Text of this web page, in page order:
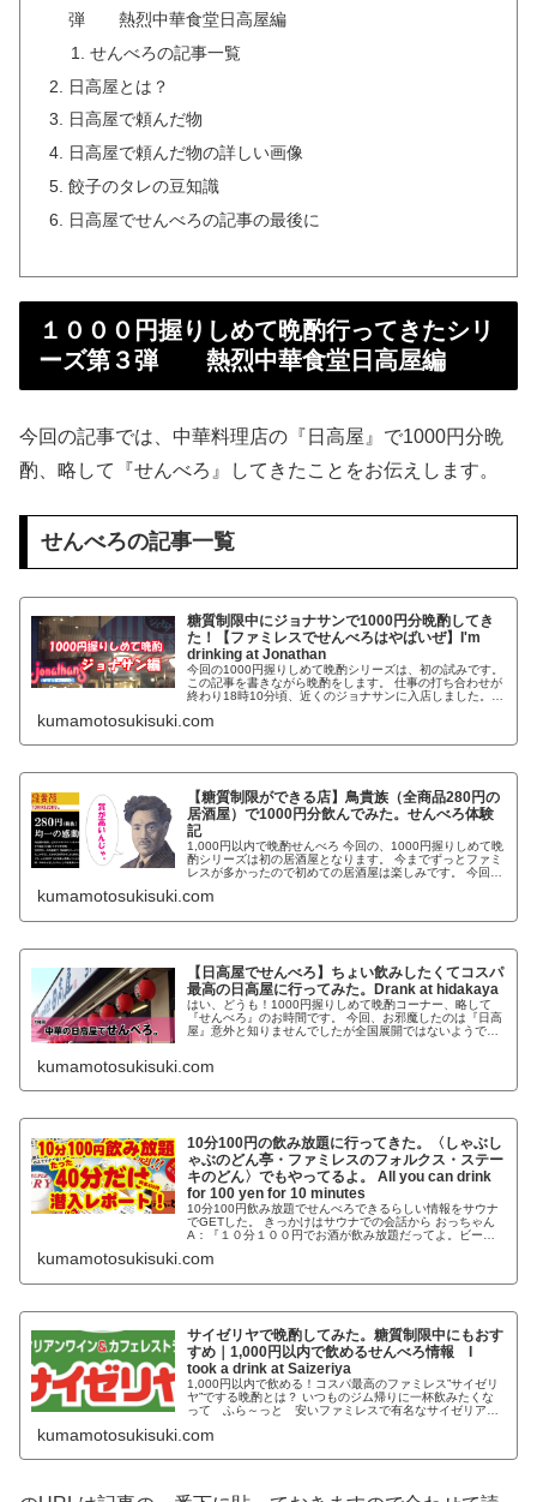
弾 熱烈中華食堂日高屋編
せんべろの記事一覧
日高屋とは？
日高屋で頼んだ物
日高屋で頼んだ物の詳しい画像
餃子のタレの豆知識
日高屋でせんべろの記事の最後に
１０００円握りしめて晩酌行ってきたシリ
ーズ第３弾 熱烈中華食堂日高屋編
今回の記事では、中華料理店の『日高屋』で1000円分晩
酌、略して『せんべろ』してきたことをお伝えします。
せんべろの記事一覧
糖質制限中にジョナサンで1000円分晩酌してき
た！【ファミレスでせんべろはやばいぜ】I'm
drinking at Jonathan
今回の1000円握りしめて晩酌シリーズは、初の試みです。
この記事を書きながら晩酌をします。 仕事の打ち合わせが
終わり18時10分頃、近くのジョナサンに入店しました。
ろんスマホからPCに画像を取り込みながら書いておりま
めに感じる料金設定。 過去にサイゼリヤの時や日高屋に比
kumamotosukisuki.com
【糖質制限ができる店】鳥貴族（全商品280円の
居酒屋）で1000円分飲んでみた。せんべろ体験
記
1,000円以内で晩酌せんべろ 今回の、1000円握りしめて晩
酌シリーズは初の居酒屋となります。 今までずっとファミ
レスが多かったので初めての居酒屋は楽しみです。 今回
情報で行くことになりました。 アツシさんのブログ［グリ
スブックで連絡を取り合い、一緒に行く流れとなりまし
kumamotosukisuki.com
【日高屋でせんべろ】ちょい飲みしたくてコスパ
最高の日高屋に行ってみた。Drank at hidakaya
はい、どうも！1000円握りしめて晩酌コーナー、略して
『せんべろ』のお時間です。 今回、お邪魔したのは『日高
屋』意外と知りませんでしたが全国展開ではないようです
す。関東ではよく見ますよ。 実は、この『せんべろ』で日
kumamotosukisuki.com
10分100円の飲み放題に行ってきた。〈しゃぶし
ゃぶのどん亭・ファミレスのフォルクス・ステー
キのどん〉でもやってるよ。 All you can drink
for 100 yen for 10 minutes
10分100円飲み放題でせんべろできるらしい情報をサウナ
でGETした。 きっかけはサウナでの会話から おっちゃん
A：『１０分１００円でお酒が飲み放題だってよ。ビール
に？ １０分で１００円なら１０分しかいなくてもいい
（笑）』 おっちゃんA：『でも１０分で１００円なら1時
たち：『いいね～ ガハハハ（笑）』 いつも通っているス
ポーツジムでおっちゃんたちがこのように話してるのを聞
きました。 僕は耳を疑いましたがニヤニヤしながらサウナ
から出てすぐにググりました。 そうしたらあるじゃない
か、本当だったんです↓
kumamotosukisuki.com
サイゼリヤで晩酌してみた。糖質制限中にもおす
すめ｜1,000円以内で飲めるせんべろ情報 I
took a drink at Saizeriya
1,000円以内で飲める！コスパ最高のファミレス”サイゼリ
ヤ”でする晩酌とは？ いつものジム帰りに一杯飲みたくな
って ふら～っと 安いファミレスで有名なサイゼリアに
理が多いことは知っていたのですが今回が初晩酌となりま
200ml×2 200円×2で400円
kumamotosukisuki.com